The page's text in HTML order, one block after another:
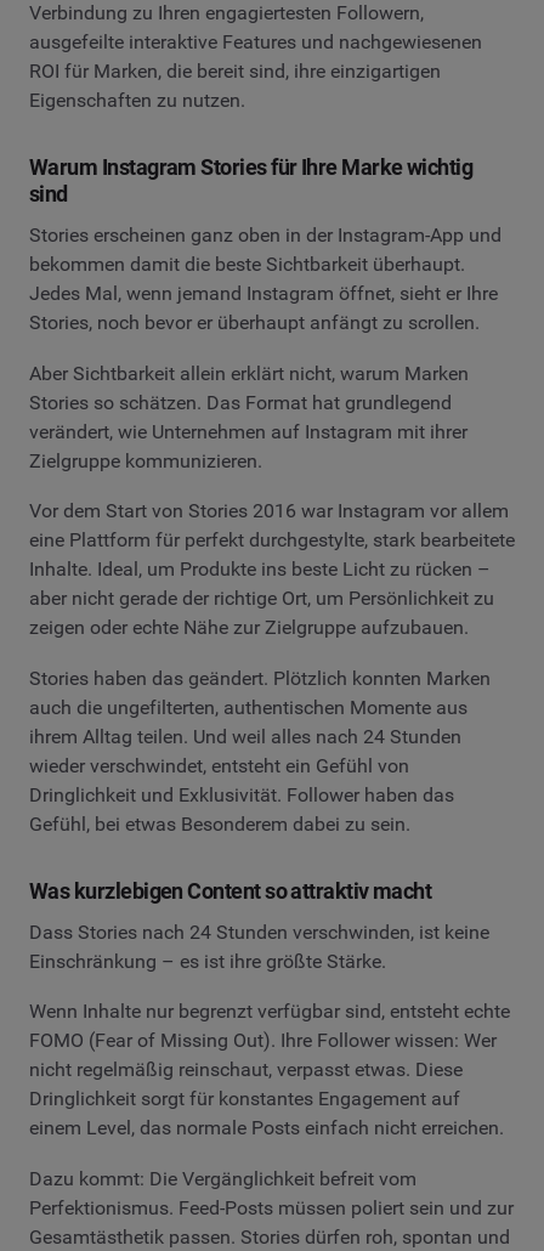
Verbindung zu Ihren engagiertesten Followern,
ausgefeilte interaktive Features und nachgewiesenen
ROI für Marken, die bereit sind, ihre einzigartigen
Eigenschaften zu nutzen.
Warum Instagram Stories für Ihre Marke wichtig
sind
Stories erscheinen ganz oben in der Instagram-App und
bekommen damit die beste Sichtbarkeit überhaupt.
Jedes Mal, wenn jemand Instagram öffnet, sieht er Ihre
Stories, noch bevor er überhaupt anfängt zu scrollen.
Aber Sichtbarkeit allein erklärt nicht, warum Marken
Stories so schätzen. Das Format hat grundlegend
verändert, wie Unternehmen auf Instagram mit ihrer
Zielgruppe kommunizieren.
Vor dem Start von Stories 2016 war Instagram vor allem
eine Plattform für perfekt durchgestylte, stark bearbeitete
Inhalte. Ideal, um Produkte ins beste Licht zu rücken –
aber nicht gerade der richtige Ort, um Persönlichkeit zu
zeigen oder echte Nähe zur Zielgruppe aufzubauen.
Stories haben das geändert. Plötzlich konnten Marken
auch die ungefilterten, authentischen Momente aus
ihrem Alltag teilen. Und weil alles nach 24 Stunden
wieder verschwindet, entsteht ein Gefühl von
Dringlichkeit und Exklusivität. Follower haben das
Gefühl, bei etwas Besonderem dabei zu sein.
Was kurzlebigen Content so attraktiv macht
Dass Stories nach 24 Stunden verschwinden, ist keine
Einschränkung – es ist ihre größte Stärke.
Wenn Inhalte nur begrenzt verfügbar sind, entsteht echte
FOMO (Fear of Missing Out). Ihre Follower wissen: Wer
nicht regelmäßig reinschaut, verpasst etwas. Diese
Dringlichkeit sorgt für konstantes Engagement auf
einem Level, das normale Posts einfach nicht erreichen.
Dazu kommt: Die Vergänglichkeit befreit vom
Perfektionismus. Feed-Posts müssen poliert sein und zur
Gesamtästhetik passen. Stories dürfen roh, spontan und